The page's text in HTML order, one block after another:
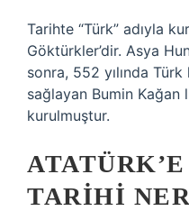
Tarihte “Türk” adıyla
Göktürkler’dir. Asya
sonra, 552 yılında
sağlayan Bumin
kurulmuştur.
TARIHI